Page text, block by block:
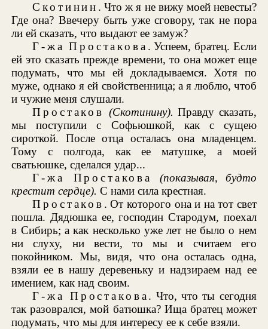
Скотинин . Что ж я не вижу моей невесты?
Где она? Ввечеру быть уже сговору, так не пора
ли ей сказать, что выдают ее замуж?
Г-жа Простакова . Успеем, братец. Если
ей это сказать прежде времени, то она может еще
подумать, что мы ей докладываемся. Хотя по
муже, однако я ей свойственница; а я люблю, чтоб
и чужие меня слушали.
Простаков (Скотинину). Правду сказать,
мы поступили с Софьюшкой, как с сущею
сироткой. После отца осталась она младенцем.
Тому с полгода, как ее матушке, а моей
сватьюшке, сделался удар...
Г-жа Простакова
(показывая, будто
крестит сердце). С нами сила крестная.
Простаков . От которого она и на тот свет
пошла. Дядюшка ее, господин Стародум, поехал
в Сибирь; а как несколько уже лет не было о нем
ни слуху, ни вести, то мы и считаем его
покойником. Мы, видя, что она осталась одна,
взяли ее в нашу деревеньку и надзираем над ее
имением, как над своим.
Г-жа Простакова . Что, что ты сегодня
так разоврался, мой батюшка? Ища братец может
подумать, что мы для интересу ее к себе взяли.